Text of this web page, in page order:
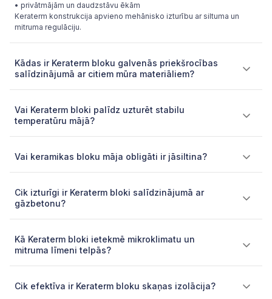
• privātmājām un daudzstāvu ēkām
Keraterm konstrukcija apvieno mehānisko izturību ar siltuma un
mitruma regulāciju.
Kādas ir Keraterm bloku galvenās priekšrocības
salīdzinājumā ar citiem mūra materiāliem?
Vai Keraterm bloki palīdz uzturēt stabilu
temperatūru mājā?
Vai keramikas bloku māja obligāti ir jāsiltina?
Cik izturīgi ir Keraterm bloki salīdzinājumā ar
gāzbetonu?
Kā Keraterm bloki ietekmē mikroklimatu un
mitruma līmeni telpās?
Cik efektīva ir Keraterm bloku skaņas izolācija?